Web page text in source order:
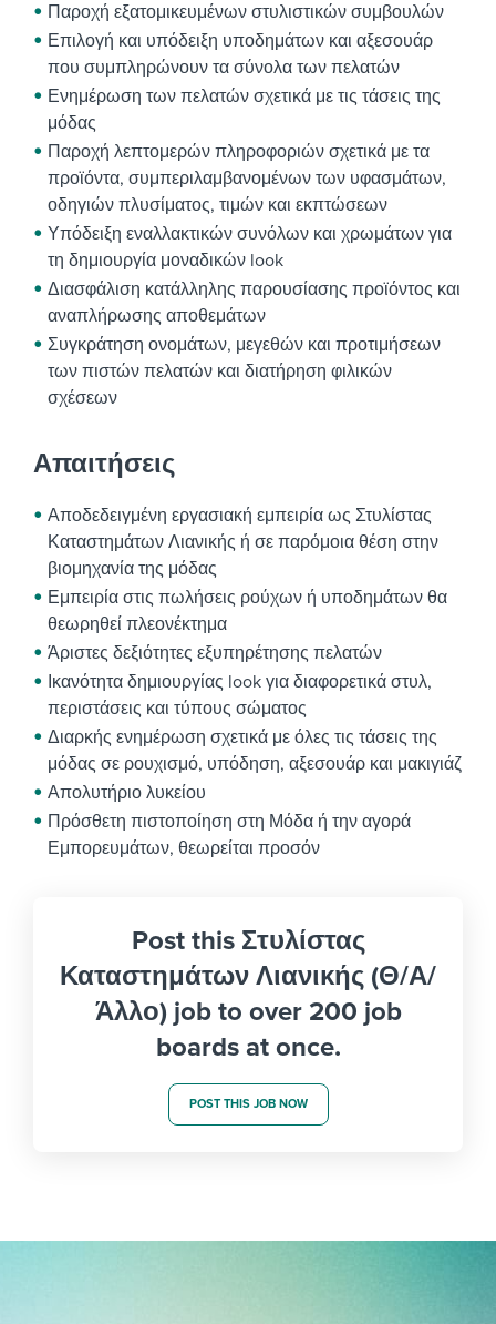
Παροχή εξατομικευμένων στυλιστικών συμβουλών
Επιλογή και υπόδειξη υποδημάτων και αξεσουάρ
που συμπληρώνουν τα σύνολα των πελατών
Ενημέρωση των πελατών σχετικά με τις τάσεις της
μόδας
Παροχή λεπτομερών πληροφοριών σχετικά με τα
προϊόντα, συμπεριλαμβανομένων των υφασμάτων,
οδηγιών πλυσίματος, τιμών και εκπτώσεων
Υπόδειξη εναλλακτικών συνόλων και χρωμάτων για
τη δημιουργία μοναδικών look
Διασφάλιση κατάλληλης παρουσίασης προϊόντος και
αναπλήρωσης αποθεμάτων
Συγκράτηση ονομάτων, μεγεθών και προτιμήσεων
των πιστών πελατών και διατήρηση φιλικών
σχέσεων
Απαιτήσεις
Αποδεδειγμένη εργασιακή εμπειρία ως Στυλίστας
Καταστημάτων Λιανικής ή σε παρόμοια θέση στην
βιομηχανία της μόδας
Εμπειρία στις πωλήσεις ρούχων ή υποδημάτων θα
θεωρηθεί πλεονέκτημα
Άριστες δεξιότητες εξυπηρέτησης πελατών
Ικανότητα δημιουργίας look για διαφορετικά στυλ,
περιστάσεις και τύπους σώματος
Διαρκής ενημέρωση σχετικά με όλες τις τάσεις της
μόδας σε ρουχισμό, υπόδηση, αξεσουάρ και μακιγιάζ
Απολυτήριο λυκείου
Πρόσθετη πιστοποίηση στη Μόδα ή την αγορά
Εμπορευμάτων, θεωρείται προσόν
Post this Στυλίστας
Καταστημάτων Λιανικής (Θ/Α/
Άλλο) job to over 200 job
boards at once.
POST THIS JOB NOW